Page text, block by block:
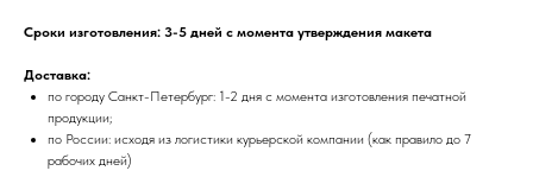
Сроки изготовления: 3-5 дней с момента утверждения макета
Доставка:
по городу Санкт-Петербург: 1-2 дня с момента изготовления печатной
продукции;
по России: исходя из логистики курьерской компании (как правило до 7
рабочих дней)